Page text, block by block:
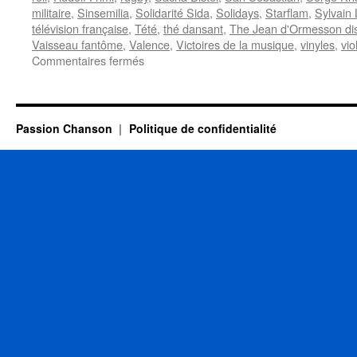
militaire, Sinsemilia, Solidarité Sida, Solidays, Starflam, Sylvain
télévision française, Tété, thé dansant, The Jean d'Ormesson
Vaisseau fantôme, Valence, Victoires de la musique, vinyles,
Commentaires ferméssur
Passion Chanson Politique de confidentialité